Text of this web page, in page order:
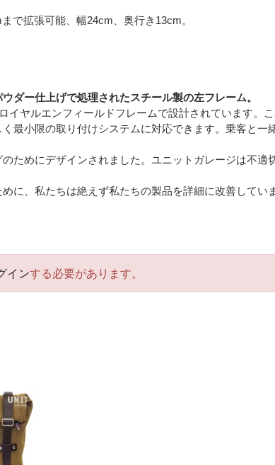
で拡張可能、幅24cm、奥行き13cm。
ダー仕上げで処理されたスチール製の左フレーム。
イヤルエンフィールドフレームで設計されています
最小限の取り付けシステムに対応できます。乗客と一
ためにデザインされました。ユニットガレージは不適
に、私たちは絶えず私たちの製品を詳細に改善してい
インする必要があります。